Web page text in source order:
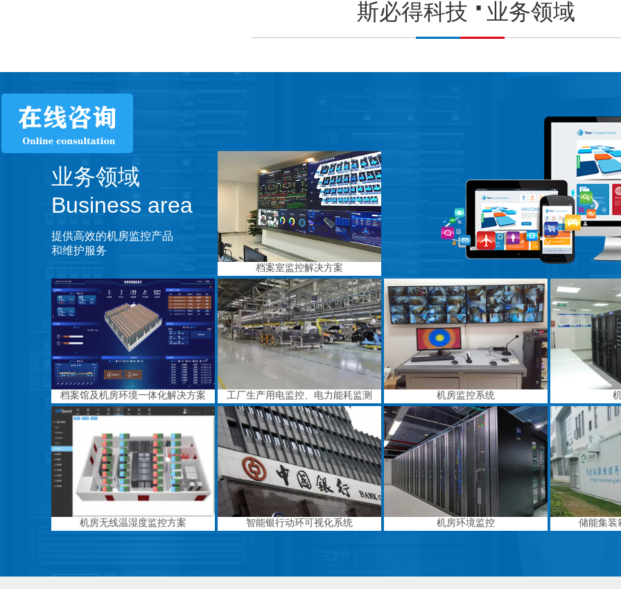
斯必得科技 业务领域
业务领域
Business area
提供高效的机房监控产品
和维护服务
档案室监控解决方案
档案馆及机房环境一体化解决方案 工厂生产用电监控、电力能耗监测 机房监控系统
机房无线温湿度监控方案 智能银行动环可视化系统 机房环境监控 储能集装